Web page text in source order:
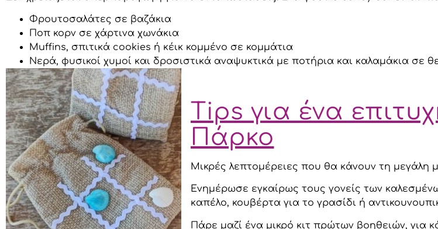
Φρουτοσαλάτες σε βαζάκια
Ποπ κορν σε χάρτινα χωνάκια
Muffins, σπιτικά cookies ή κέικ κομμένο σε κομμάτια
Νερά, φυσικοί χυμοί και δροσιστικά αναψυκτικά με ποτήρια και καλαμάκια σε
Tips για ένα
Πάρκο
Μικρές λεπτομέρειες που θα κάνουν τη μεγάλη
Ενημέρωσε εγκαίρως τους γονείς των
καπέλο, κουβέρτα για το γρασίδι ή
Πάρε μαζί ένα μικρό κιτ πρώτων βοηθειών, για